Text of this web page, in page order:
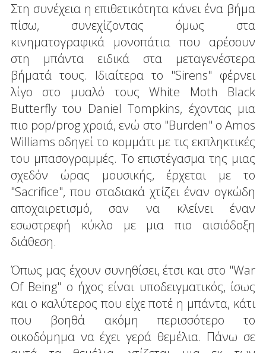
Στη συνέχεια η επιθετικότητα κάνει ένα βήμα
πίσω, συνεχίζοντας όμως στα
κινηματογραφικά μονοπάτια που αρέσουν
στη μπάντα ειδικά στα μεταγενέστερα
βήματά τους. Ιδιαίτερα το "Sirens" φέρνει
λίγο στο μυαλό τους White Moth Black
Butterfly του Daniel Tompkins, έχοντας μια
πιο pop/prog χροιά, ενώ στο "Burden" o Amos
Williams οδηγεί το κομμάτι με τις εκπληκτικές
του μπασογραμμές. Το επιστέγασμα της μιας
σχεδόν ώρας μουσικής, έρχεται με το
"Sacrifice", που σταδιακά χτίζει έναν ογκώδη
αποχαιρετισμό, σαν να κλείνει έναν
εσωστρεφή κύκλο με μια πιο αισιόδοξη
διάθεση.
Όπως μας έχουν συνηθίσει, έτσι και στο "War
Of Being" ο ήχος είναι υποδειγματικός, ίσως
και ο καλύτερος που είχε ποτέ η μπάντα, κάτι
που βοηθά ακόμη περισσότερο το
οικοδόμημα να έχει γερά θεμέλια. Πάνω σε